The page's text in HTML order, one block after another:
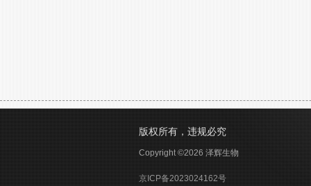
版权所有，违规必究
Copyright ©2026 泽辉生物
京ICP备2023024162号